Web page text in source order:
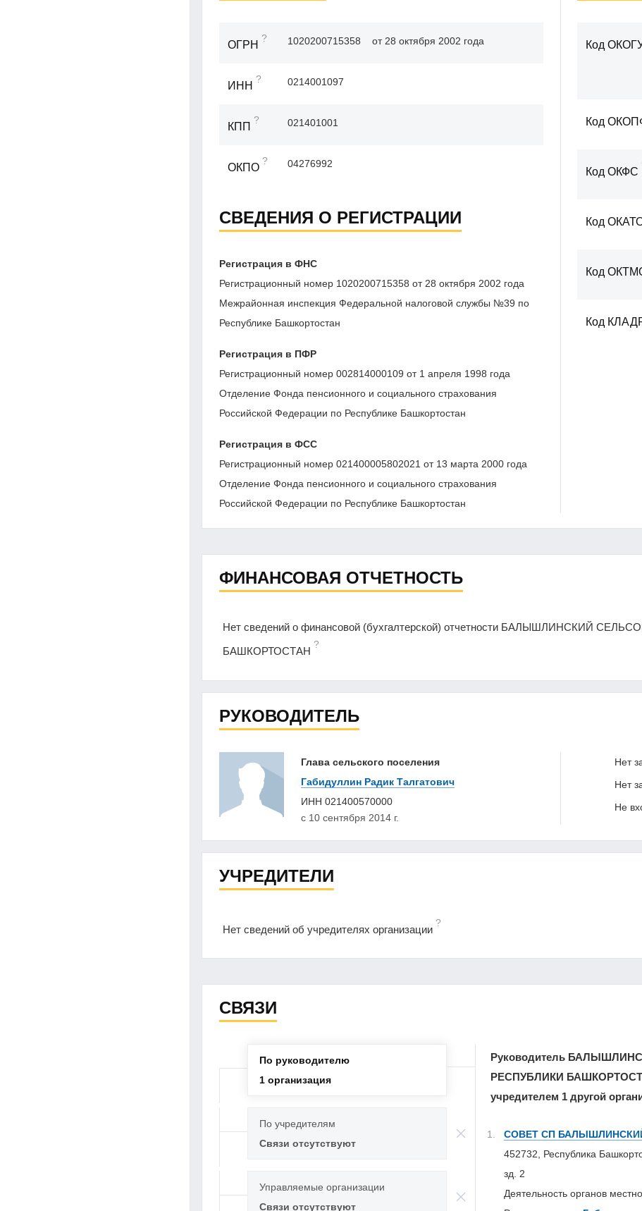
ОГРН
? 1020200715358 от 28 октября 2002 года
ИНН
? 0214001097
КПП
? 021401001
ОКПО
? 04276992
СВЕДЕНИЯ О РЕГИСТРАЦИИ
Регистрация в ФНС
Регистрационный номер 1020200715358 от 28 октября 2002 года
Межрайонная инспекция Федеральной налоговой службы №39 по
Республике Башкортостан
Регистрация в ПФР
Регистрационный номер 002814000109 от 1 апреля 1998 года
Отделение Фонда пенсионного и социального страхования
Российской Федерации по Республике Башкортостан
Регистрация в ФСС
Регистрационный номер 021400005802021 от 13 марта 2000 года
Отделение Фонда пенсионного и социального страхования
Российской Федерации по Республике Башкортостан
Код
Код
Код ОКФС
Код
Код
Код
ФИНАНСОВАЯ ОТЧЕТНОСТЬ
Нет сведений о финансовой (бухгалтерской) отчетности БАЛЫШЛИНСКИЙ
БАШКОРТОСТАН
?
РУКОВОДИТЕЛЬ
Глава сельского поселения
Габидуллин Радик Талгатович
ИНН 021400570000
с 10 сентября 2014 г.
Нет
Нет
Не
УЧРЕДИТЕЛИ
Нет сведений об учредителях организации
?
СВЯЗИ
По руководителю
1 организация
По учредителям
Связи отсутствуют
Управляемые организации
Связи отсутствуют
Руководитель
РЕСПУБЛИКИ
учредителем 1 другой
1.
СОВЕТ СП
452732, Республика
зд. 2
Деятельность органов